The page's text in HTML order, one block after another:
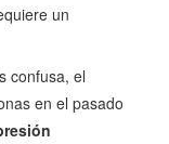
un
confusa, el
en el pasado